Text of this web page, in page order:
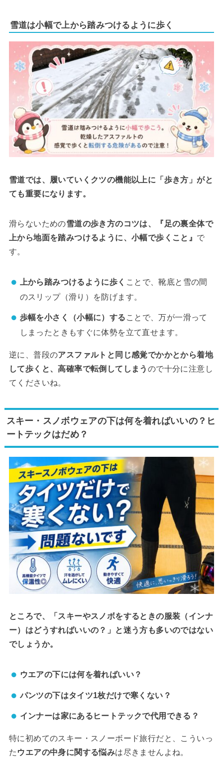
雪道は小幅で上から踏みつけるように歩く
雪道では、履いていくクツの機能以上に「歩き方」がと
ても重要になります。
滑らないための雪道の歩き方のコツは、『足の裏全体で
上から地面を踏みつけるように、小幅で歩くこと』 で
す。
上から踏みつけるように歩く ことで、靴底と雪の間
のスリップ（滑り）を防げます。
歩幅を小さく（小幅に）する ことで、万が一滑って
しまったときもすぐに体勢を立て直せます。
逆に、普段のアスファルトと同じ感覚でかかとから着地
して歩くと、高確率で転倒してしまう ので十分に注意し
てくださいね。
スキー・スノボウェアの下は何を着ればいいの？ヒ
ートテックはだめ？
ところで、「スキーやスノボをするときの服装（インナ
ー）はどうすればいいの？」と迷う方も多いのではない
でしょうか。
ウエアの下には何を着ればいい？
パンツの下はタイツ1枚だけで寒くない？
インナーは家にあるヒートテックで代用できる？
特に初めてのスキー・スノーボード旅行だと、こういっ
た ウエアの中身に関する悩みは尽きませんよね。